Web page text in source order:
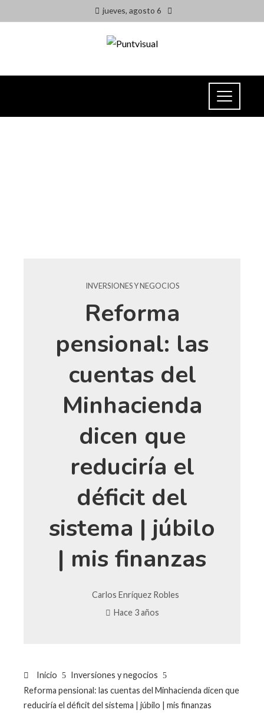
jueves, agosto 6
INVERSIONES Y NEGOCIOS
Reforma
pensional: las
cuentas del
Minhacienda
dicen que
reduciría el
déficit del
sistema | júbilo
| mis finanzas
Carlos Enríquez Robles
Hace 3 años
Inicio
Inversiones y negocios
Reforma pensional: las cuentas del Minhacienda dicen que
reduciría el déficit del sistema | júbilo | mis finanzas